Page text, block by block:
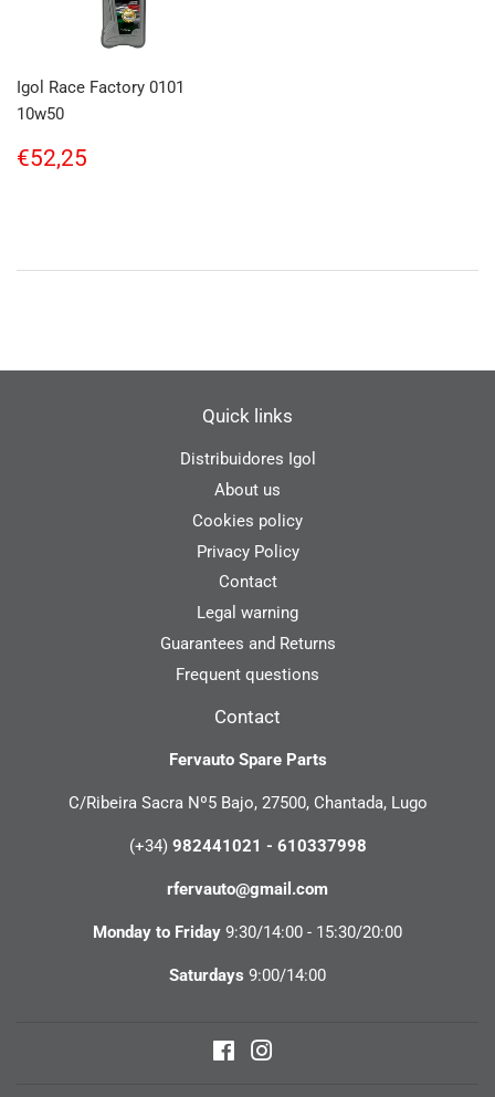
Igol Race Factory 0101
10w50
Regular
price
€52,25
Quick links
Distribuidores Igol
About us
Cookies policy
Privacy Policy
Contact
Legal warning
Guarantees and Returns
Frequent questions
Contact
Fervauto Spare Parts
C/Ribeira Sacra Nº5 Bajo, 27500, Chantada, Lugo
(+34) 982441021 - 610337998
rfervauto@gmail.com
Monday to Friday 9:30/14:00 - 15:30/20:00
Saturdays 9:00/14:00
Facebook